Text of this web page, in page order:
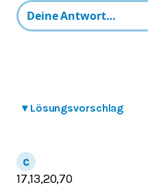
▾ Lösungsvorschlag
17,13,20,70